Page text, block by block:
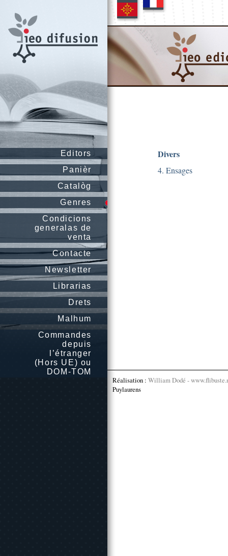
Editors
Panièr
Catalòg
Genres
Condicions
generalas de
venta
Contacte
Newsletter
Librarias
Drets
Malhum
Commandes
depuis
l’étranger
(Hors UE) ou
DOM-TOM
Divers
4. Ensages
Réalisation : William Dodé -
Puylaurens